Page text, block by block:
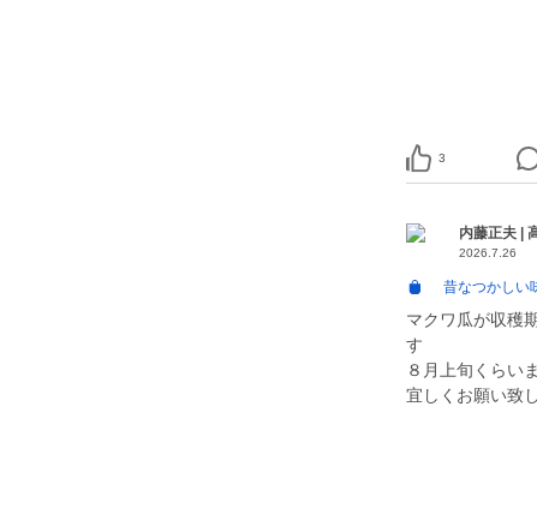
3
内藤正夫 |
2026.7.26
昔なつかしい
マクワ瓜が収穫
す
８月上旬くらい
宜しくお願い致